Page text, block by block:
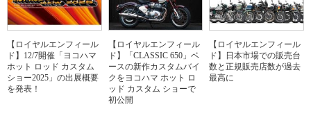
【ロイヤルエンフィール
ド】12/7開催「ヨコハマ
ホット ロッド カスタム
ショー2025」の出展概要
を発表！
【ロイヤルエンフィール
ド】「CLASSIC 650」ベ
ースの新作カスタムバイ
クをヨコハマ ホット ロ
ッド カスタム ショーで
初公開
【ロイヤルエンフィール
ド】日本市場での販売台
数と正規販売店数が過去
最高に